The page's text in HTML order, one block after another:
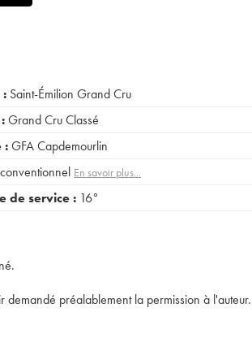
Saint-Émilion Grand Cru
Grand Cru Classé
:GFA Capdemourlin
conventionnel En savoir plus...
de service : 16°
préalablement la permission à l'auteur.